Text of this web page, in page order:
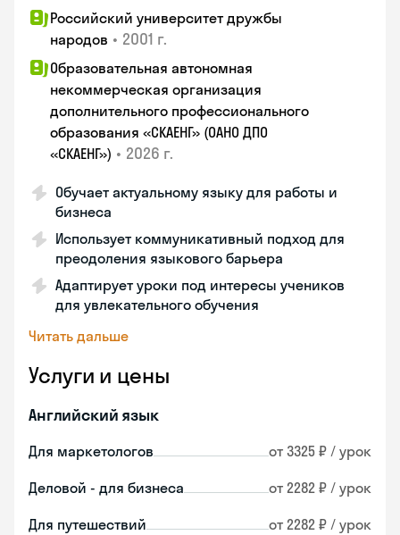
Российский университет дружбы
народов • 2001 г.
Образовательная автономная
некоммерческая организация
дополнительного профессионального
образования «СКАЕНГ» (ОАНО ДПО
«СКАЕНГ») • 2026 г.
Обучает актуальному языку для работы и
бизнеса
Использует коммуникативный подход для
преодоления языкового барьера
Адаптирует уроки под интересы учеников
для увлекательного обучения
Читать дальше
Услуги и цены
Английский язык
Для маркетологов от 3325 ₽ / урок
Деловой - для бизнеса от 2282 ₽ / урок
Для путешествий от 2282 ₽ / урок